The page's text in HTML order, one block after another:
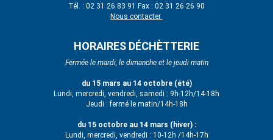
Tél. : 02 31 26 83 91 Fax : 02 31 26 26 90
Nous contacter
HORAIRES DÉCHÈTTERIE
Fermée le mardi, le dimanche et le jeudi matin
du 15 mars au 14 octobre (été)
Lundi, mercredi, vendredi, samedi : 9h-12h/14-18h
Jeudi : fermé le matin/14h-18h
du 15 octobre au 14 mars (hiver) :
Lundi, mercredi, vendredi : 10-12h /14h-17h